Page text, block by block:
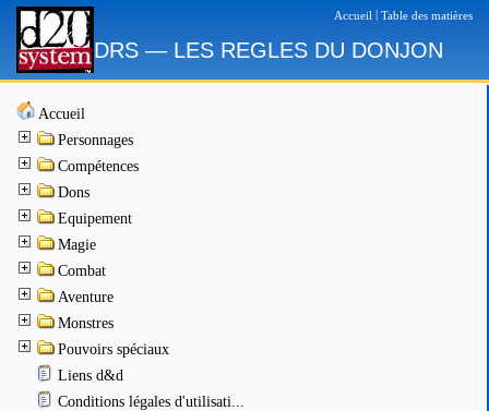
Accueil Table des matières
DRS — LES REGLES DU DONJON
Accueil
Personnages
Compétences
Dons
Equipement
Magie
Combat
Aventure
Monstres
Pouvoirs spéciaux
Liens d&d
Conditions légales d'utilisati...